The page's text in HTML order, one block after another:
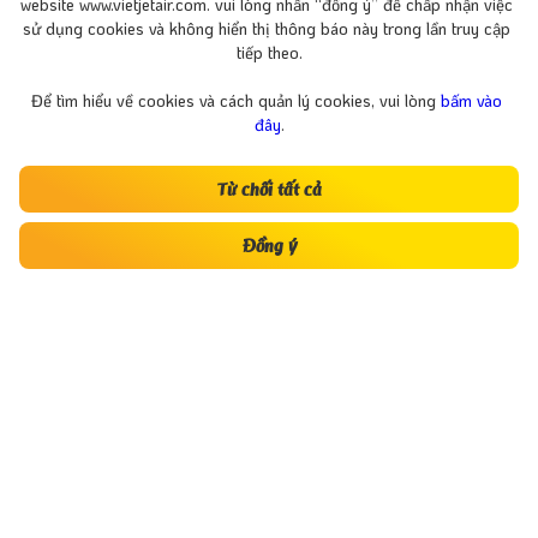
Phòng -
Đà Nẵng
ngập
từ
Brisbane
ưu đãi tại
Pleiku -
Hà Nội
giá rẻ,
Vietjet
Tết
Nguyên
sử dụng cookies và không hiển thị thông báo này trong lần truy cập
tiếp theo.
Để tìm hiểu về cookies và cách quản lý cookies, vui lòng bấm vào
đây.
Từ chối tất cả
Đồng ý
Xin chào!